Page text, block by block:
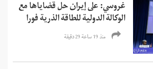
غروسي: على إيران حل قضاياها مع
الوكالة الدولية للطاقة الذرية فورا
منذ 19 ساعة 29 دقیقة